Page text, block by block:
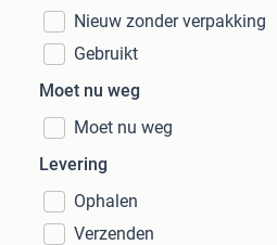
Nieuw zonder verpakking
Gebruikt
Moet nu weg
Moet nu weg
Levering
Ophalen
Verzenden